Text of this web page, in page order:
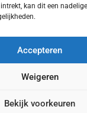
kan dit een
Accepteren
Weigeren
Bekijk voorkeuren